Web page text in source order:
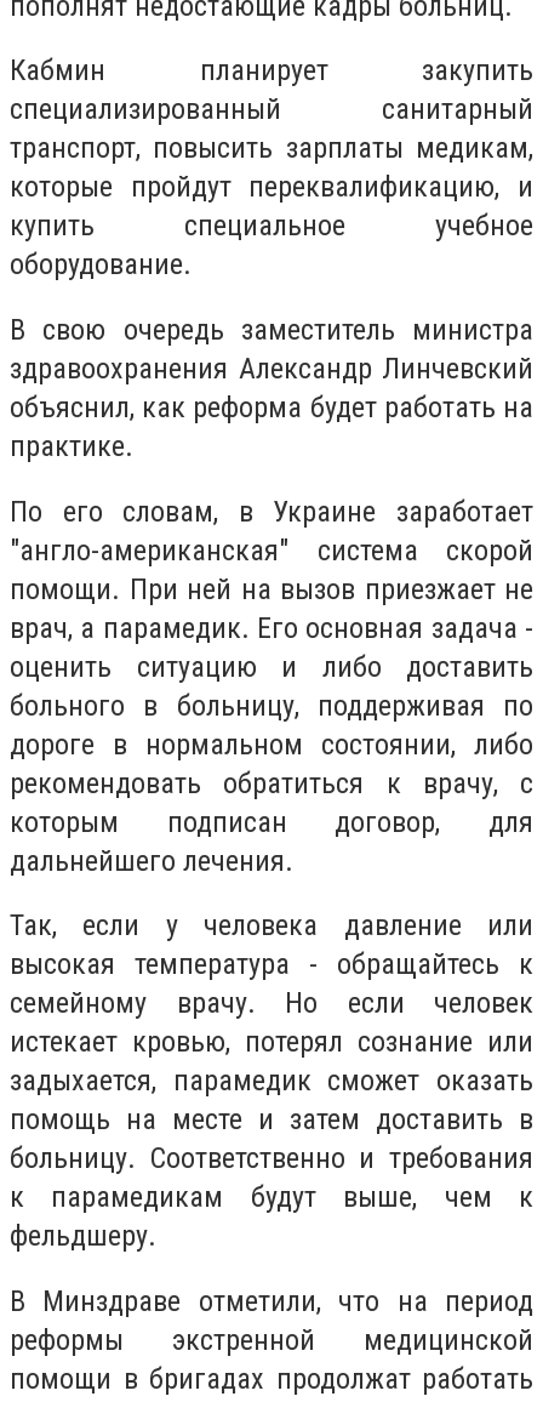
Кабмин планирует закупить
специализированный санитарный
транспорт, повысить зарплаты медикам,
которые пройдут переквалификацию, и
купить специальное учебное
оборудование.
В свою очередь заместитель министра
здравоохранения Александр Линчевский
объяснил, как реформа будет работать на
практике.
По его словам, в Украине заработает
"англо-американская" система скорой
помощи. При ней на вызов приезжает не
врач, а парамедик. Его основная задача -
оценить ситуацию и либо доставить
больного в больницу, поддерживая по
дороге в нормальном состоянии, либо
рекомендовать обратиться к врачу, с
которым подписан договор, для
дальнейшего лечения.
Так, если у человека давление или
высокая температура - обращайтесь к
семейному врачу. Но если человек
истекает кровью, потерял сознание или
задыхается, парамедик сможет оказать
помощь на месте и затем доставить в
больницу. Соответственно и требования
к парамедикам будут выше, чем к
фельдшеру.
В Минздраве отметили, что на период
реформы экстренной медицинской
помощи в бригадах продолжат работать